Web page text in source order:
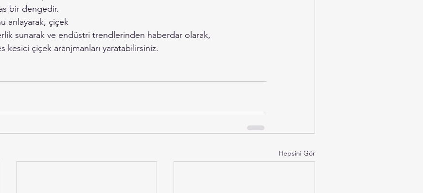
bir dengedir.
anlayarak, çiçek
sunarak ve endüstri trendlerinden haberdar olarak,
kesici çiçek aranjmanları yaratabilirsiniz.
Hepsini Gör